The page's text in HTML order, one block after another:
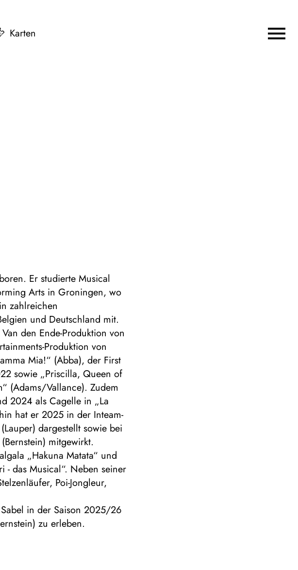
Karten
Er studierte Musical
Arts in Groningen, wo
zahlreichen
und Deutschland mit.
den Ende-Produktion von
Produktion von
Mia!“ (Abba), der First
sowie „Priscilla, Queen of
(Adams/Vallance). Zudem
2024 als Cagelle in „La
hat er 2025 in der Inteam-
dargestellt sowie bei
mitgewirkt.
„Hakuna Matata“ und
- das Musical“. Neben seiner
Poi-Jongleur,
in der Saison 2025/26
zu erleben.